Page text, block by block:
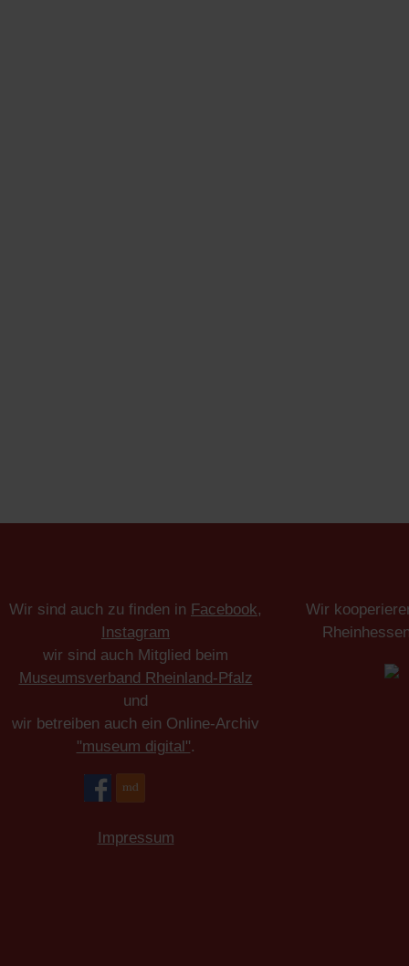
Wir sind auch zu finden in Facebook,
Instagram
wir sind auch Mitglied beim
Museumsverband Rheinland-Pfalz
und
wir betreiben auch ein Online-Archiv
"museum digital".
Impressum
Wir